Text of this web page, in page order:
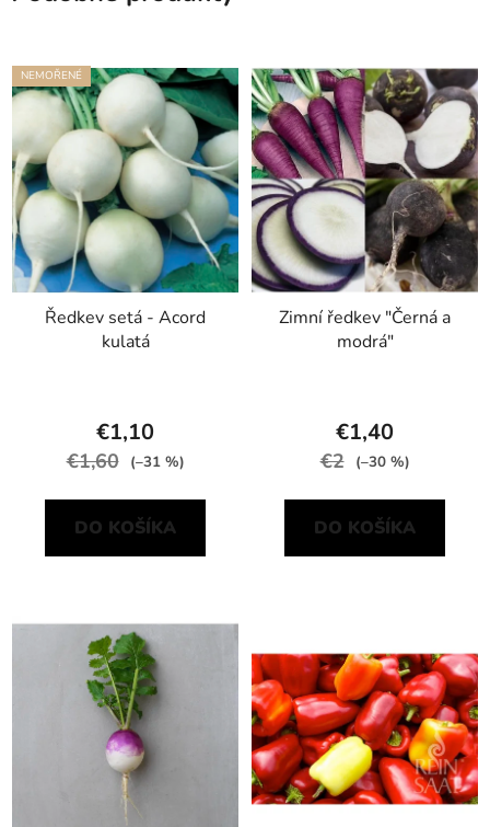
NEMOŘENÉ
Ředkev setá - Acord
kulatá
€1,10
€1,60 (–31 %)
DO KOŠÍKA
Zimní ředkev "Černá a
modrá"
€1,40
€2 (–30 %)
DO KOŠÍKA